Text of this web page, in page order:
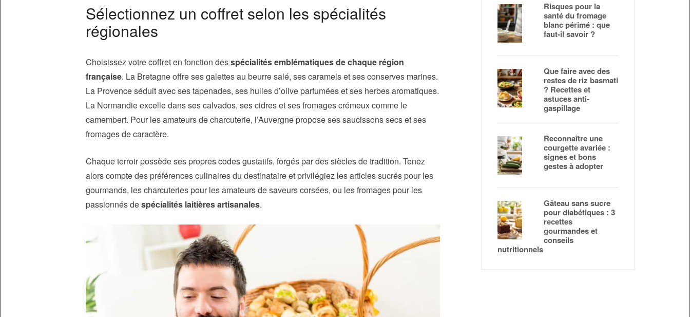
Sélectionnez un coffret selon les spécialités
régionales
Choisissez votre coffret en fonction desspécialités emblématiques de chaque région
française. La Bretagne offre ses galettes au beurre salé, ses caramels et ses conserves marines.
La Provence séduit avec ses tapenades, ses huiles d’olive parfumées et ses herbes aromatiques.
La Normandie excelle dans ses calvados, ses cidres et ses fromages crémeux comme le
camembert. Pour les amateurs de charcuterie, l’Auvergne propose ses saucissons secs et ses
fromages de caractère.
Chaque terroir possède ses propres codes gustatifs, forgés par des siècles de tradition. Tenez
alors compte des préférences culinaires du destinataire et privilégiez les articles sucrés pour les
gourmands, les charcuteries pour les amateurs de saveurs corsées, ou les fromages pour les
passionnés despécialités laitières artisanales.
Risques pour la
santé du fromage
blanc périmé : que
faut-il savoir ?
Que faire avec des
restes de riz basmati
? Recettes et
astuces anti-
gaspillage
Reconnaître une
courgette avariée :
signes et bons
gestes à adopter
Gâteau sans sucre
pour diabétiques : 3
recettes
gourmandes et
conseils
nutritionnels